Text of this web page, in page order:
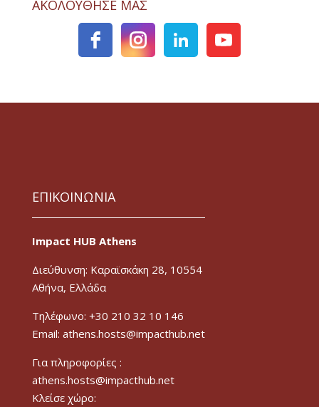
ΑΚΟΛΟΥΘΗΣΕ ΜΑΣ
ΕΠΙΚΟΙΝΩΝΙΑ
Impact HUB Athens
Διεύθυνση: Καραϊσκάκη 28, 10554
Αθήνα, Ελλάδα
Τηλέφωνο: +30 210 32 10 146
Email: athens.hosts@impacthub.net
Για πληροφορίες :
athens.hosts@impacthub.net
Κλείσε χώρο: